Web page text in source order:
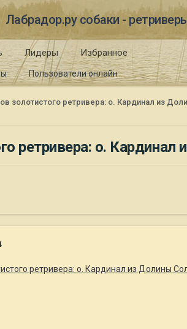
Лабрадор.ру собаки -
Пользователи онлайн
Лидеры Избранное
золотистого ретривера: о. Кардинал из
ретривера: о.
ретривера: о. Кардинал из Долины